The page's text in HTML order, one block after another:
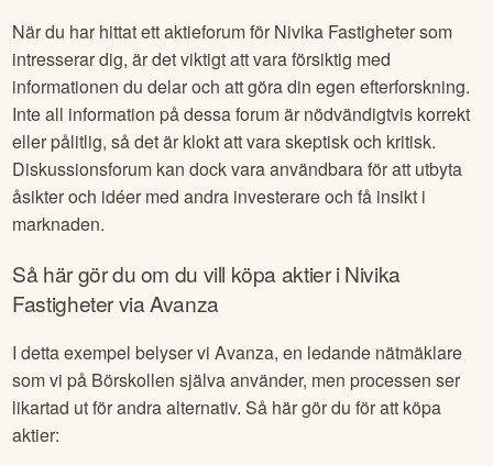
När du har hittat ett aktieforum för Nivika Fastighetersom
intresserar dig, är det viktigt att vara försiktig med
informationen du delar och att göra din egen efterforskning.
Inte all information på dessa forum är nödvändigtvis korrekt
eller pålitlig, så det är klokt att vara skeptisk och kritisk.
Diskussionsforum kan dock vara användbara för att utbyta
åsikter och idéer med andra investerare och få insikt i
marknaden.
Så här gör du om du vill köpa aktier iNivika
Fastighetervia Avanza
I detta exempel belyser vi Avanza, en ledande nätmäklare
som vi på Börskollen själva använder, men processen ser
likartad ut för andra alternativ. Så här gör du för att köpa
aktier: